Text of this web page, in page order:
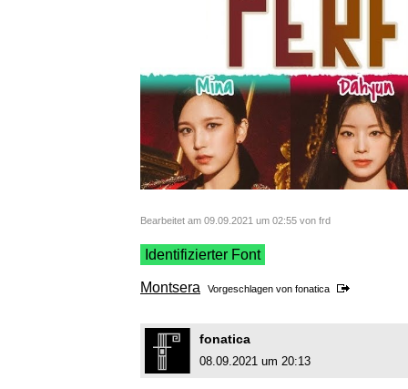
Bearbeitet am 09.09.2021 um 02:55 von frd
Identifizierter Font
Montsera Vorgeschlagen von fonatica
fonatica
08.09.2021 um 20:13